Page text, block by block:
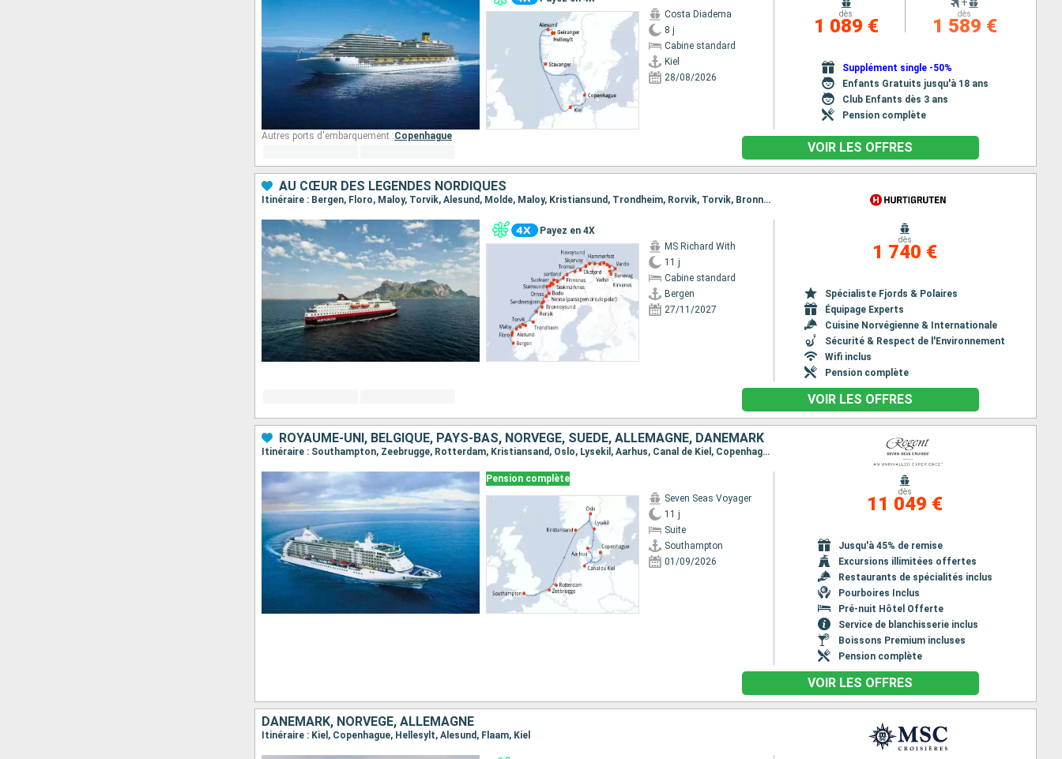
Costa Diadema
8 j
Cabine standard
Kiel
28/08/2026
dès
1 089 €
dès
1 589 €
Supplément single -50%
Enfants Gratuits jusqu'à 18 ans
Club Enfants dès 3 ans
Pension complète
Autres ports d'embarquement :Copenhague
VOIR LES OFFRES
AU CŒUR DES LÉGENDES NORDIQUES
Itinéraire : Bergen, Floro, Maloy, Torvik, Alesund, Molde, Maloy, Kristiansund, Trondheim, Rorvik, Torvik, Bronnoysund, Sandnessjoen, Nesna (passagem circulo polar), Ornes, Bodo, Stamsund, Svolvaer, Alesund, Stokmarknes, sortland, Risoyhamn, Harstad, Finnsnes, Tromso, Skjervoy, Molde, Oksfjord, Hammerfest, Havoysund, Honningsvag, Kjollefjord, Mehamn, Berlevag, Kristiansund, Batsfjord, Vardo, Vadso, Kirkenes, Berlevag, Trondheim, Mehamn, Kjollefjord, Honningsvag, Havoysund, Hammerfest, Oksfjord, Skjervoy, Tromso, Bodo, Ornes, Nesna (passagem circulo polar), Sandnessjoen, Bronnoysund, Rorvik, Finnsnes, Harstad, Risoyhamn, sortland, Stokmarknes, Svolvaer, Stamsund, Trondheim, Bodo, Ornes, Nesna (passagem circulo polar), Sandnessjoen, Bronnoysund, Rorvik, Sandnessjoen, Trondheim, Nesna (passagem circulo polar), Ornes, Bodo, Stamsund, Svolvaer, Stokmarknes, sortland, Risoyhamn, Harstad, Finnsnes, Tromso, Skjervoy, Oksfjord, Hammerfest, Havoysund, Honningsvag, Kjollefjord, Mehamn, Berlevag, Batsfjord, Vardo, Vadso, Kirkenes, Vardo, Batsfjord, Berlevag, Mehamn, Kjollefjord, Honningsvag, Havoysund, Hammerfest, Oksfjord, Skjervoy, Tromso, Finnsnes, Harstad, Risoyhamn, sortland, Stokmarknes, Svolvaer, Stamsund, Bodo, Ornes, Nesna (passagem circulo polar), Sandnessjoen, Bronnoysund, Rorvik, Trondheim
Payez en 4X
MS Richard With
11 j
Cabine standard
Bergen
27/11/2027
dès
1 740 €
Spécialiste Fjords & Polaires
Équipage Experts
Cuisine Norvégienne & Internationale
Sécurité & Respect de l'Environnement
Wifi inclus
Pension complète
VOIR LES OFFRES
ROYAUME-UNI, BELGIQUE, PAYS-BAS, NORVÈGE, SUÈDE, ALLEMAGNE, DANEMARK
Itinéraire : Southampton, Zeebrugge, Rotterdam, Kristiansand, Oslo, Lysekil, Aarhus, Canal de Kiel, Copenhague
Pension complète
Seven Seas Voyager
11 j
Suite
Southampton
01/09/2026
dès
11 049 €
Jusqu'à 45% de remise
Excursions illimitées offertes
Restaurants de spécialités inclus
Pourboires Inclus
Pré-nuit Hôtel Offerte
Service de blanchisserie inclus
Boissons Premium incluses
Pension complète
VOIR LES OFFRES
DANEMARK, NORVÈGE, ALLEMAGNE
Itinéraire : Kiel, Copenhague, Hellesylt, Alesund, Flaam, Kiel